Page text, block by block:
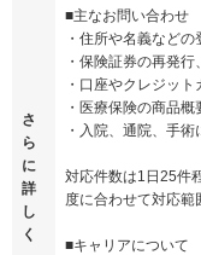
さ
ら
に
詳
し
く
■主なお問い合わせ
・住所や名義などの
・保険証券の再発行
・口座やクレジッ
・医療保険の商品
・入院、通院、手
対応件数は1日25件
度に合わせて対応範
■キャリアについて